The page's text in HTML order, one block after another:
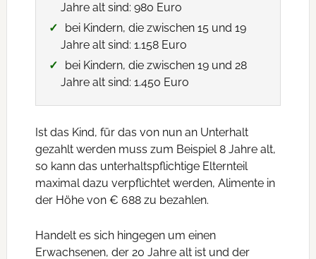
Jahre alt sind: 980 Euro
bei Kindern, die zwischen 15 und 19
Jahre alt sind: 1.158 Euro
bei Kindern, die zwischen 19 und 28
Jahre alt sind: 1.450 Euro
Ist das Kind, für das von nun an Unterhalt
gezahlt werden muss zum Beispiel 8 Jahre alt,
so kann das unterhaltspflichtige Elternteil
maximal dazu verpflichtet werden, Alimente in
der Höhe von € 688 zu bezahlen.
Handelt es sich hingegen um einen
Erwachsenen, der 20 Jahre alt ist und der